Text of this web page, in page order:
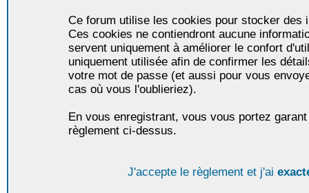
Ce forum utilise les cookies pour stocker des
Ces cookies ne contiendront aucune
servent uniquement à améliorer le confort
uniquement utilisée afin de confirmer les
votre mot de passe (et aussi pour vous
cas où vous l'oublieriez).
En vous enregistrant, vous vous portez
règlement ci-dessus.
J'accepte le règlement et j'ai